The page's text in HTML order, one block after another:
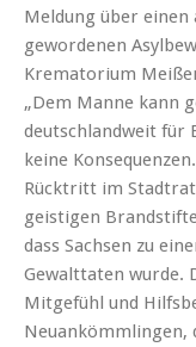
Meldung über einen
gewordenen
Krematorium
„Dem Manne kann
deutschlandweit für
keine
Rücktritt im
geistigen
dass Sachsen zu
Gewalttaten wurde.
Mitgefühl und
Neuankömmlingen,